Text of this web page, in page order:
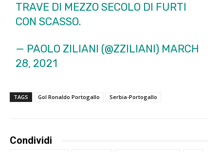
TRAVE DI MEZZO SECOLO DI FURTI
CON SCASSO.
— PAOLO ZILIANI (@ZZILIANI) MARCH
28, 2021
TAGS Gol Ronaldo Portogallo Serbia-Portogallo
Condividi